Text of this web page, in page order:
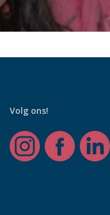
Volg ons!